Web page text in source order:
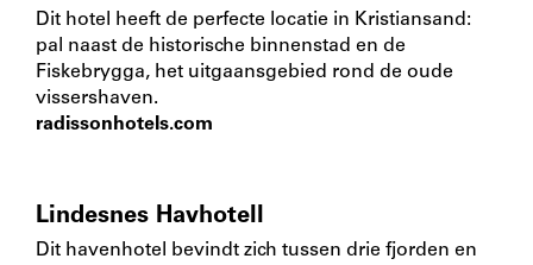
Dit hotel heeft de perfecte locatie in Kristiansand:
pal naast de historische binnenstad en de
Fiskebrygga, het uitgaansgebied rond de oude
vissershaven.
radissonhotels.com
Lindesnes Havhotell
Dit havenhotel bevindt zich tussen drie fjorden en